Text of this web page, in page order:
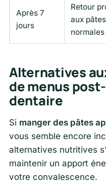
Après 7
jours
Retour
aux pâtes
normales
Alternatives
de menus
dentaire
Si manger des pâtes
vous semble encore
alternatives nutritives
maintenir un apport
votre convalescence.